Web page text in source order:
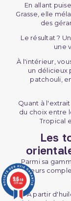
En allant
Grasse, elle
des
Le résultat ?
une
À l'intérieur,
un délicieux
patchouli,
Quant à
du choix entre
Tropical
Les
Parmi sa
senteurs
À partir
9.6/10
3775 avis